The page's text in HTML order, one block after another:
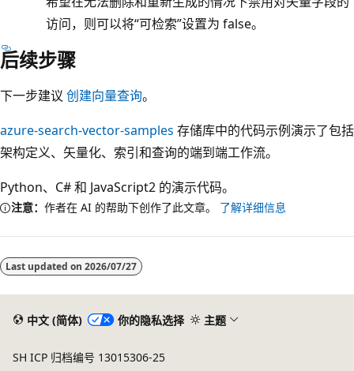
访问，则可以将“可检索”设置为 false。
后续步骤
下一步建议 创建向量查询。
azure-search-vector-samples 存储库中的代码示例演示了包括
架构定义、矢量化、索引和查询的端到端工作流。
Python、 C#和 JavaScript2 的演示代码。
注意： 作者在 AI 的帮助下创作了此文章。 了解详细信息
Last updated on 2026/07/27
中文 (简体) 你的隐私选择 主题
SH ICP 归档编号 13015306-25